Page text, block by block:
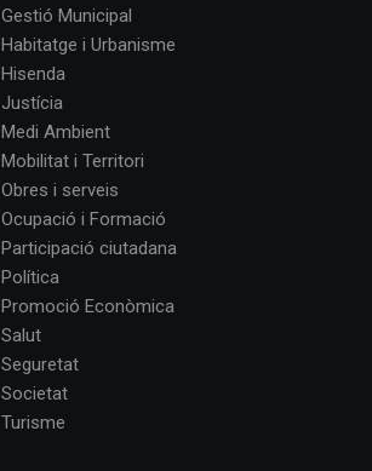
Gestió Municipal
Habitatge i Urbanisme
Hisenda
Justícia
Medi Ambient
Mobilitat i Territori
Obres i serveis
Ocupació i Formació
Participació ciutadana
Política
Promoció Econòmica
Salut
Seguretat
Societat
Turisme